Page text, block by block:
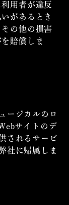
用者が違反
があるとき
の他の損害
賠償しま
ージカルのロ
サイトのデ
されるサービ
社に帰属しま